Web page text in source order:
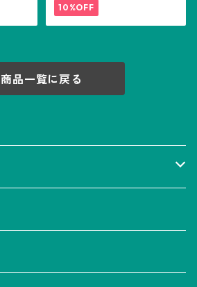
10%OFF
商品一覧に戻る